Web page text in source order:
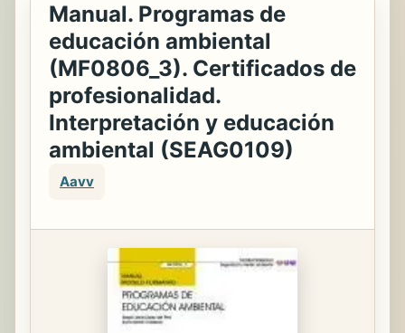
Manual. Programas de
educación ambiental
(MF0806_3). Certificados de
profesionalidad.
Interpretación y educación
ambiental (SEAG0109)
Aavv